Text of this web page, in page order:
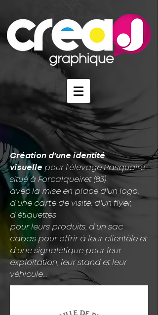
Création d'une identité
visuelle pour l'élevage Pasquaire
situé à Forcalqueiret (83)
avec la mise en place d'un logo,
d'une carte de visite, d'un flyer,
d'étiquettes
pour leurs produits, d'un sac
cabas pour offrir à leur clientèle et
d'une signalétique pour leur
exploitation, leur stand et leur
véhicule...